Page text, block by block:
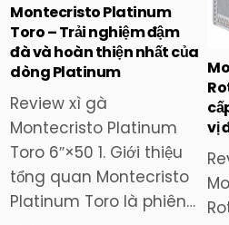
Montecristo Platinum
Toro – Trải nghiệm đậm
đà và hoàn thiện nhất của
dòng Platinum
Review xì gà
Montecristo Platinum
Toro 6″×50 1. Giới thiệu
tổng quan Montecristo
Platinum Toro là phiên…
vị